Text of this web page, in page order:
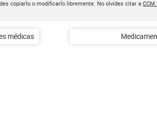
copiarlo o modificarlo libremente. No olvides citar a CCM
médicas